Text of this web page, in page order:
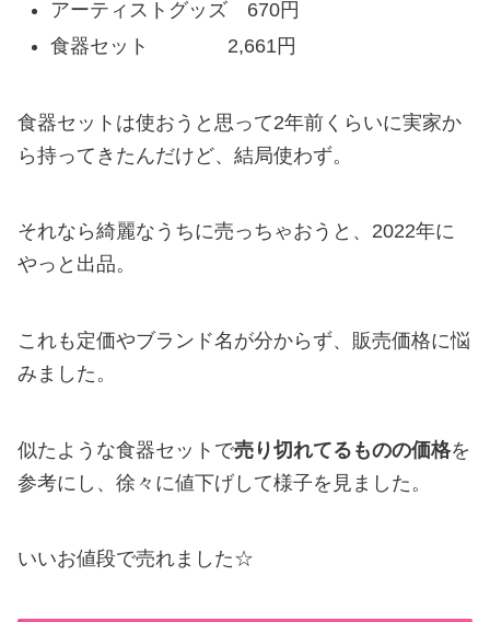
アーティストグッズ 670円
食器セット 2,661円
食器セットは使おうと思って2年前くらいに実家か
ら持ってきたんだけど、結局使わず。
それなら綺麗なうちに売っちゃおうと、2022年に
やっと出品。
これも定価やブランド名が分からず、販売価格に悩
みました。
似たような食器セットで売り切れてるものの価格を
参考にし、徐々に値下げして様子を見ました。
いいお値段で売れました☆